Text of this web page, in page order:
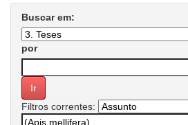
Buscar em:
por
Filtros correntes: